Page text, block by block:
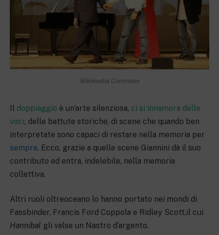
Wikimedia Commons
Il doppiaggio è un’arte silenziosa, ci si innamora delle
voci, delle battute storiche, di scene che quando ben
interpretate sono capaci di restare nella memoria per
sempre. Ecco, grazie a quelle scene Giannini dà il suo
contributo ed entra, indelebile, nella memoria
collettiva.
Altri ruoli oltreoceano lo hanno portato nei mondi di
Fassbinder, Francis Ford Coppola e Ridley Scott,il cui
Hannibal gli valse un Nastro d’argento.